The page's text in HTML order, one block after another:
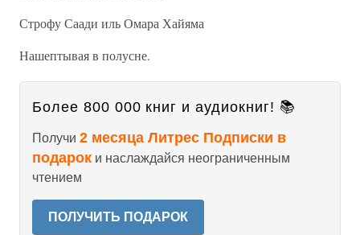
Строфу Саади иль Омара Хайяма
Нашептывая в полусне.
Более 800 000 книг и аудиокниг! 📚
Получи 2 месяца Литрес Подписки в
подарок и наслаждайся неограниченным
чтением
ПОЛУЧИТЬ ПОДАРОК